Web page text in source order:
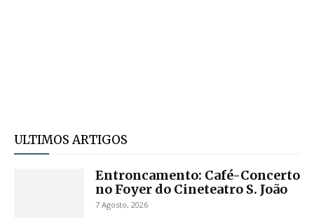
ULTIMOS ARTIGOS
Entroncamento: Café-Concerto
no Foyer do Cineteatro S. João
7 Agosto, 2026